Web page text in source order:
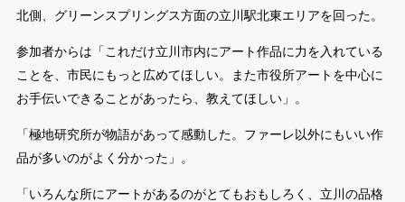
北側、グリーンスプリングス方面の立川駅北東エリアを回った。
参加者からは「これだけ立川市内にアート作品に力を入れている
ことを、市民にもっと広めてほしい。また市役所アートを中心に
お手伝いできることがあったら、教えてほしい」。
「極地研究所が物語があって感動した。ファーレ以外にもいい作
品が多いのがよく分かった」。
「いろんな所にアートがあるのがとてもおもしろく、立川の品格